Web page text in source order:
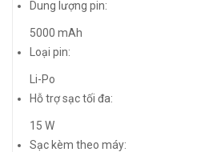
Dung lượng pin:
5000 mAh
Loại pin:
Li-Po
Hỗ trợ sạc tối đa:
15 W
Sạc kèm theo máy: